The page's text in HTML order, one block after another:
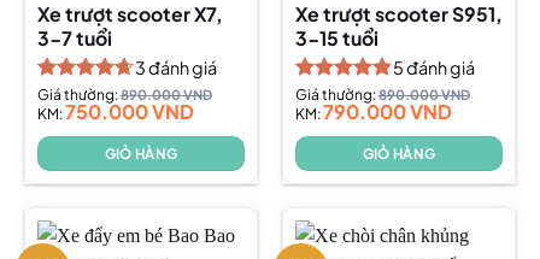
Xe trượt scooter X7,
3-7 tuổi
Được xếp
hạng4.67
5 sao
3đánh giá
Giá thường:890.000VND
KM:750.000VND
GIỎ HÀNG
Xe trượt scooter S951,
3-15 tuổi
Được xếp
hạng4.80
5 sao
5đánh giá
Giá thường:890.000VND
KM:790.000VND
GIỎ HÀNG